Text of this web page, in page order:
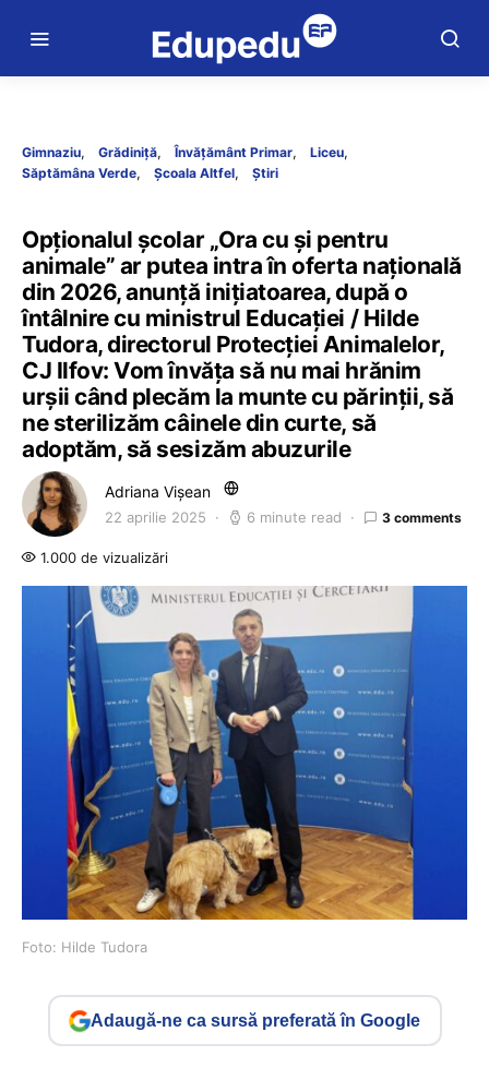
Gimnaziu Grădiniță Învățământ Primar
Liceu
Săptămâna Verde
Școala Altfel Știri
Opționalul școlar „Ora cu și pentru
animale” ar putea intra în oferta națională
din 2026, anunță inițiatoarea, după o
întâlnire cu ministrul Educației / Hilde
Tudora, directorul Protecției Animalelor,
CJ Ilfov: Vom învăța să nu mai hrănim
urșii când plecăm la munte cu părinții, să
ne sterilizăm câinele din curte, să
adoptăm, să sesizăm abuzurile
Adriana Vișean
22 aprilie 2025 6 minute read 3 comments
1.000 de vizualizări
Foto: Hilde Tudora
Adaugă-ne ca sursă preferată în Google